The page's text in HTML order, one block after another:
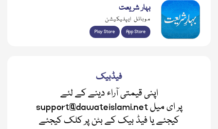
بہار شریعت
موبائل ایپلیکیشن
Play Store App Store
فیڈبیک
اپنی قیمتی آراء دینے کے لئے
support@dawateislami.net پر ای میل
کیجئے یا فیڈ بیک کے بٹن پر کلک کیجئے